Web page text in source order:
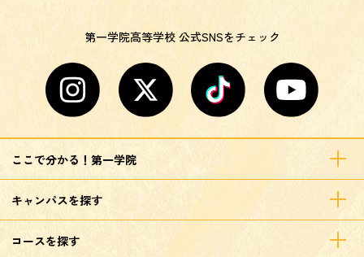
第一学院高等学校 公式SNSをチェック
ここで分かる！第一学院
キャンパスを探す
コースを探す